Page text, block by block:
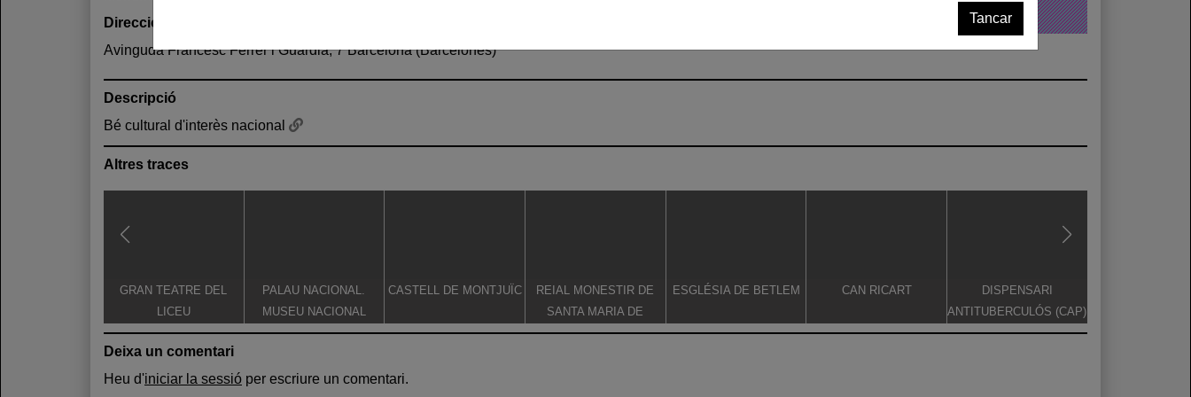
Tancar
Direcció
Avinguda Francesc Ferrer i Guàrdia, 7 Barcelona (Barcelonès)
Descripció
Bé cultural d'interès nacional
Altres traces
GRAN TEATRE DEL
LICEU
PALAU NACIONAL.
MUSEU NACIONAL
D'ART DE CATALUNYA
CASTELL DE MONTJUÏC
REIAL MONESTIR DE
SANTA MARIA DE
PEDRALBES
ESGLÉSIA DE BETLEM CAN RICART
DISPENSARI
ANTITUBERCULÓS (CAP)
Deixa un comentari
Heu d'iniciar la sessió per escriure un comentari.